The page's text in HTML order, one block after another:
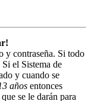
y contraseña. Si todo
el Sistema de
y cuando se
años entonces
se le darán para